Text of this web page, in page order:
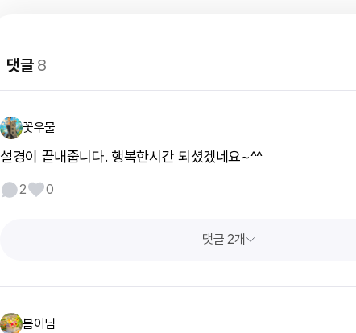
댓글8
꽃우물
설경이 끝내줍니다. 행복한시간 되셨겠네요~^^
2 0
댓글 2개
봄이님